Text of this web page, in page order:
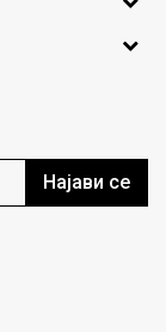
Најави се